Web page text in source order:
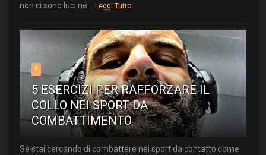
non ci sono luci né...
Leggi Tutto
4
5 ESERCIZI PER RAFFORZARE IL
COLLO NEI SPORT DA
COMBATTIMENTO
Se stai cercando di combattere nei sport da contatto come